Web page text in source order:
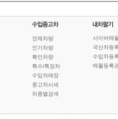
전체차량
인기차량
확인차량
특수/특장차
수입차매장
중고차시세
차종별검색
사이버매
국산차등
수입차등
매물등록